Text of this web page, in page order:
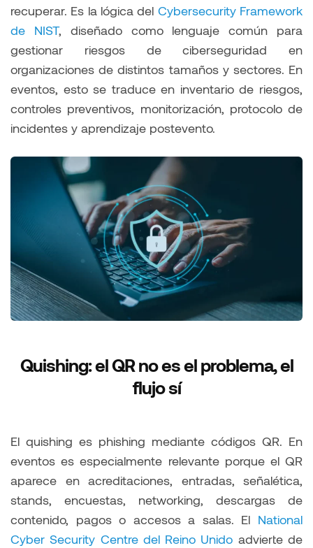
recuperar. Es la lógica del Cybersecurity Framework
de NIST, diseñado como lenguaje común para
gestionar riesgos de ciberseguridad en
organizaciones de distintos tamaños y sectores. En
eventos, esto se traduce en inventario de riesgos,
controles preventivos, monitorización, protocolo de
incidentes y aprendizaje postevento.
Quishing: el QR no es el problema, el
flujo sí
El quishing es phishing mediante códigos QR. En
eventos es especialmente relevante porque el QR
aparece en acreditaciones, entradas, señalética,
stands, encuestas, networking, descargas de
contenido, pagos o accesos a salas. El National
Cyber Security Centre del Reino Unido advierte de